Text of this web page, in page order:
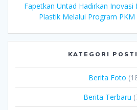
Fapetkan Untad Hadirkan Inovasi
Plastik Melalui Program
KATEGORI
Berita Foto
Berita Terbaru